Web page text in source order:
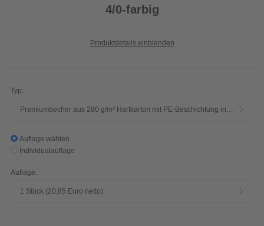
4/0-farbig
Produktdetails einblenden
Typ:
Auflage wählen
Individualauflage
Auflage:
1 Stück (20,85 Euro netto)